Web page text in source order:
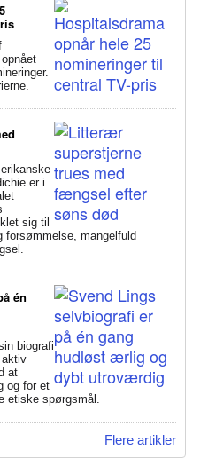
er i
sig til
mangelfuld
én
biografi
aktiv
at
og for et
spørgsmål.
Flere artikler